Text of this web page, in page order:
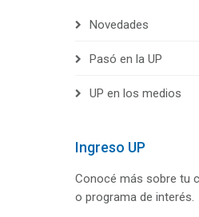
Novedades
Pasó en la UP
UP en los medios
Ingreso UP
Conocé más sobre tu
o programa de interés.